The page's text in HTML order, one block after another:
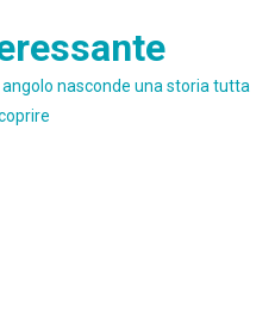
nasconde una storia tutta